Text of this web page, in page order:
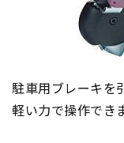
駐車用ブレーキを
軽い力で操作でき